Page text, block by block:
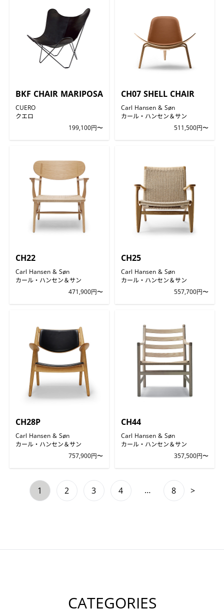
BKF CHAIR MARIPOSA
CUERO
クエロ
199,100円〜
CH07 SHELL CHAIR
Carl Hansen & Søn
カール・ハンセン＆サン
511,500円〜
CH22
Carl Hansen & Søn
カール・ハンセン＆サン
471,900円〜
CH25
Carl Hansen & Søn
カール・ハンセン＆サン
557,700円〜
CH28P
Carl Hansen & Søn
カール・ハンセン＆サン
757,900円〜
CH44
Carl Hansen & Søn
カール・ハンセン＆サン
357,500円〜
1 2 3 4 … 8 >
CATEGORIES